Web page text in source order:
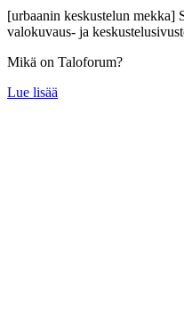
[urbaanin keskustelun mekka]
valokuvaus- ja
Mikä on Taloforum?
Lue lisää